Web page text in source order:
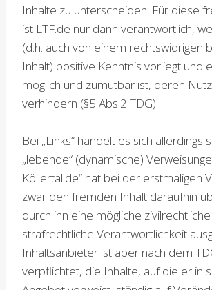
Inhalte zu unterscheiden. Für diese
ist LTF.de nur dann verantwortlich,
(d.h. auch von einem rechtswidrigen
Inhalt) positive Kenntnis vorliegt und
möglich und zumutbar ist, deren
verhindern (§5 Abs.2 TDG).
Bei „Links“ handelt es sich allerdings
„lebende“ (dynamische)
Köllertal.de“ hat bei der erstmaligen
zwar den fremden Inhalt daraufhin
durch ihn eine mögliche
strafrechtliche Verantwortlichkeit
Inhaltsanbieter ist aber nach dem
verpflichtet, die Inhalte, auf die er in